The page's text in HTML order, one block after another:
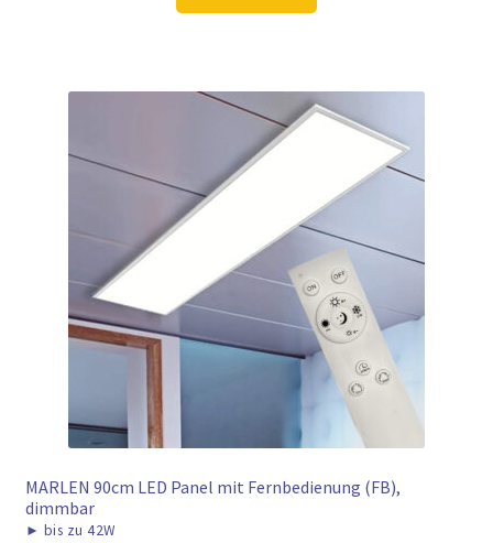
130,98 €99,97 €.
MARLEN 90cm LED Panel mit Fernbedienung (FB),
dimmbar
► bis zu 42W